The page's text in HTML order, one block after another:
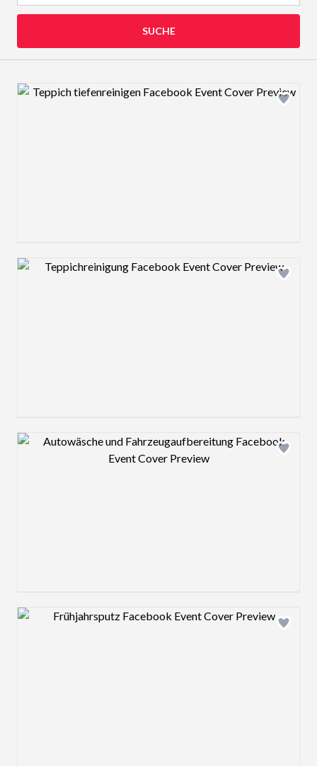
SUCHE
Design preview image
Design preview image
Design preview image
Design preview image